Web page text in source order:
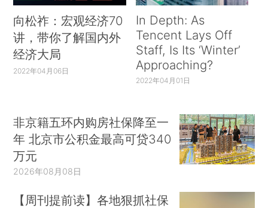
向松祚：宏观经济70
讲，带你了解国内外
经济大局
2022年04月06日
In Depth: As
Tencent Lays Off
Staff, Is Its ‘Winter’
Approaching?
2022年04月01日
非京籍五环内购房社保降至一
年 北京市公积金最高可贷340
万元
2026年08月08日
【周刊提前读】各地狠抓社保